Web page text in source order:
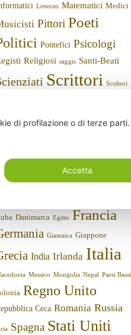
Letterati Matematici Medici
Pittori Poeti
Pontefici Psicologi
Religiosi saggis Santi-Beati
Scrittori Scultori
Algeria Argentina
Austria Belgio Bielorussia
Danimarca Egitto Francia
Giamaica Giappone
India Irlanda Italia
Messico Mongolia Nepal Paesi Bassi
Regno Unito
Ceca Romania Russia
Spagna Stati Uniti
di profilazione o di terze parti.
Accetta